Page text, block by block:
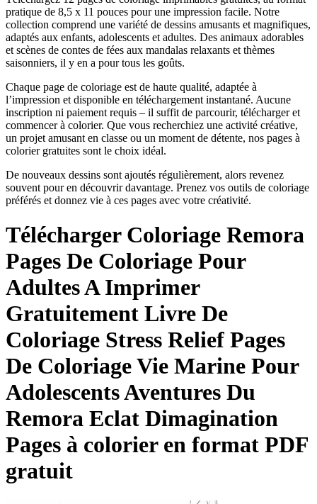
pratique de 8,5 x 11 pouces pour une impression facile. Notre
collection comprend une variété de dessins amusants et magnifiques,
adaptés aux enfants, adolescents et adultes. Des animaux adorables
et scènes de contes de fées aux mandalas relaxants et thèmes
saisonniers, il y en a pour tous les goûts.
Chaque page de coloriage est de haute qualité, adaptée à
l’impression et disponible en téléchargement instantané. Aucune
inscription ni paiement requis – il suffit de parcourir, télécharger et
commencer à colorier. Que vous recherchiez une activité créative,
un projet amusant en classe ou un moment de détente, nos pages à
colorier gratuites sont le choix idéal.
De nouveaux dessins sont ajoutés régulièrement, alors revenez
souvent pour en découvrir davantage. Prenez vos outils de coloriage
préférés et donnez vie à ces pages avec votre créativité.
Télécharger Coloriage Remora
Pages De Coloriage Pour
Adultes A Imprimer
Gratuitement Livre De
Coloriage Stress Relief Pages
De Coloriage Vie Marine Pour
Adolescents Aventures Du
Remora Eclat Dimagination
Pages à colorier en format PDF
gratuit